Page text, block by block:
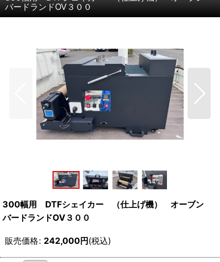
バードランドOV３００
300幅用 DTFシェイカー （仕上げ機） オーブン
バードランドOV３００
販売価格: 242,000円(税込)